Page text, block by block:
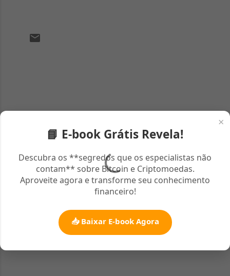
×
📘 E-book Grátis Revela!
Descubra os **segredos que os especialistas não
contam** sobre Bitcoin e Criptomoedas.
Aproveite agora e transforme seu conhecimento
financeiro!
📥 Baixar E-book Agora
r